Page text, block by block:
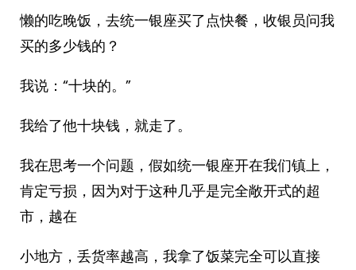
懒的吃晚饭，去统一银座买了点快餐，收银员问我
买的多少钱的？
我说：“十块的。”
我给了他十块钱，就走了。
我在思考一个问题，假如统一银座开在我们镇上，
肯定亏损，因为对于这种几乎是完全敞开式的超
市，越在
小地方，丢货率越高，我拿了饭菜完全可以直接